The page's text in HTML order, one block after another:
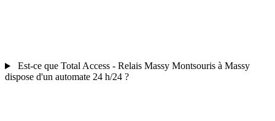
Est-ce que Total Access - Relais Massy Montsouris à Massy
dispose d'un automate 24 h/24 ?